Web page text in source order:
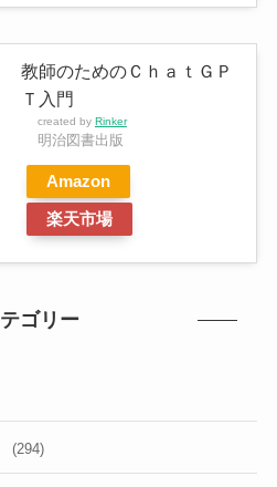
教師のためのＣｈａｔＧＰ
Ｔ入門
created by Rinker
明治図書出版
Amazon
楽天市場
ゴリー
(294)